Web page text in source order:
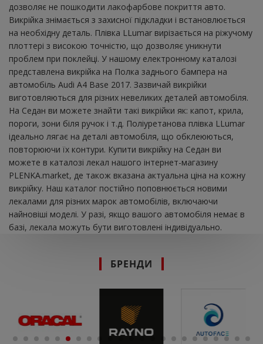
дозволяє не пошкодити лакофарбове покриття авто.
Викрійка знімається з захисної підкладки і встановлюється
на необхідну деталь. Плівка LLumar вирізається на ріжучому
плоттері з високою точністю, що дозволяє уникнути
проблем при поклейці. У нашому електронному каталозі
представлена ​​викрійка на Полка заднього бампера на
автомобіль Audi A4 Base 2017. Зазвичай викрійки
виготовляються для різних невеликих деталей автомобіля.
На Седан ви можете знайти такі викрійки як: капот, крила,
пороги, зони біля ручок і т.д. Поліуретанова плівка LLumar
ідеально лягає на деталі автомобіля, що обклеюються,
повторюючи їх контури. Купити викрійку на Седан ви
можете в каталозі лекал нашого інтернет-магазину
PLENKA.market, де також вказана актуальна ціна на кожну
викрійку. Наш каталог постійно поповнюється новими
лекалами для різних марок автомобілів, включаючи
найновіші моделі. У разі, якщо вашого автомобіля немає в
базі, лекала можуть бути виготовлені індивідуально.
БРЕНДИ